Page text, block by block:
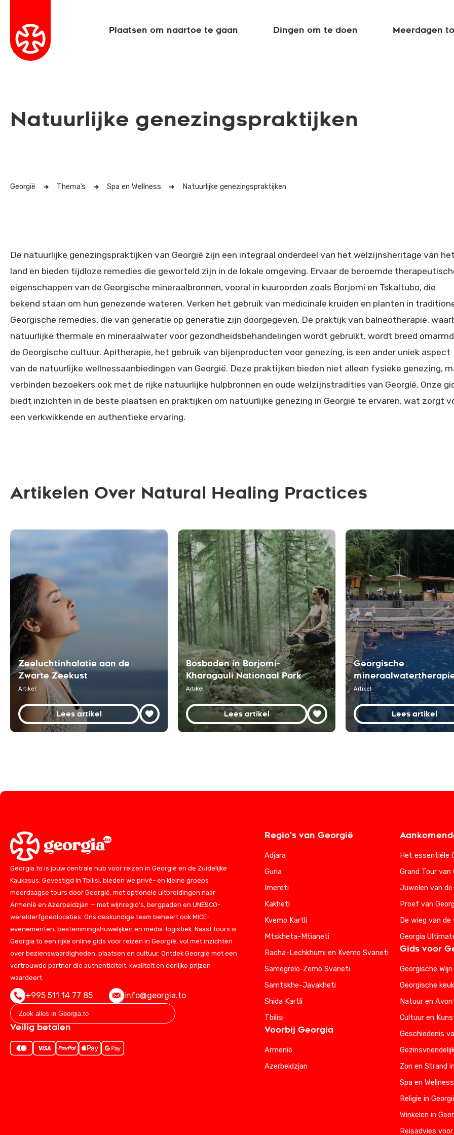
Plaatsen om naartoe te gaan Dingen om te doen Meerdagen
Natuurlijke genezingspraktijken
Georgië Thema’s Spa en Wellness Natuurlijke genezingspraktijken
De natuurlijke genezingspraktijken van Georgië zijn een integraal onderdeel van het welzijnsheritage van
land en bieden tijdloze remedies die geworteld zijn in de lokale omgeving. Ervaar de beroemde
eigenschappen van de Georgische mineraalbronnen, vooral in kuuroorden zoals Borjomi en Tskaltubo, die
bekend staan om hun genezende wateren. Verken het gebruik van medicinale kruiden en planten in
Georgische remedies, die van generatie op generatie zijn doorgegeven. De praktijk van balneotherapie,
natuurlijke thermale en mineraalwater voor gezondheidsbehandelingen wordt gebruikt, wordt breed
de Georgische cultuur. Apitherapie, het gebruik van bijenproducten voor genezing, is een ander uniek aspect
van de natuurlijke wellnessaanbiedingen van Georgië. Deze praktijken bieden niet alleen fysieke genezing,
verbinden bezoekers ook met de rijke natuurlijke hulpbronnen en oude welzijnstradities van Georgië. Onze
biedt inzichten in de beste plaatsen en praktijken om natuurlijke genezing in Georgië te ervaren, wat zorgt
een verkwikkende en authentieke ervaring.
Artikelen Over Natural Healing Practices
Zeeluchtinhalatie aan de
Zwarte Zeekust
Artikel
Lees artikel
Bosbaden in Borjomi-
Kharagauli Nationaal Park
Artikel
Lees artikel
Georgische
Artikel
Lees artikel
Georgia.to is jouw centrale hub voor reizen in Georgië en de Zuidelijke
Kaukasus. Gevestigd in Tbilisi, bieden we privé- en kleine groeps
meerdaagse tours door Georgië, met optionele uitbreidingen naar
Armenië en Azerbeidzjan — met wijnregio's, bergpaden en UNESCO-
werelderfgoedlocaties. Ons deskundige team beheert ook MICE-
evenementen, bestemmingshuwelijken en media-logistiek. Naast tours is
Georgia.to een rijke online gids voor reizen in Georgië, vol met inzichten
over bezienswaardigheden, plaatsen en cultuur. Ontdek Georgië met een
vertrouwde partner die authenticiteit, kwaliteit en eerlijke prijzen
waardeert.
+995 511 14 77 85 info@georgia.to
Veilig betalen
Regio's van Georgië
Adjara
Guria
Imereti
Kakheti
Kvemo Kartli
Mtskheta-Mtianeti
Racha-Lechkhumi en Kvemo Svaneti
Samegrelo-Zemo Svaneti
Samtskhe-Javakheti
Shida Kartli
Tbilisi
Voorbij Georgia
Armenië
Azerbeidzjan
Het essentiële
Grand Tour van
Juwelen van
Proef van
De wieg van de
Georgia
Gids voor
Georgische Wijn
Georgische
Natuur en
Cultuur en
Geschiedenis
Zon en Strand
Spa en
Religie in
Winkelen in
Reisadvies